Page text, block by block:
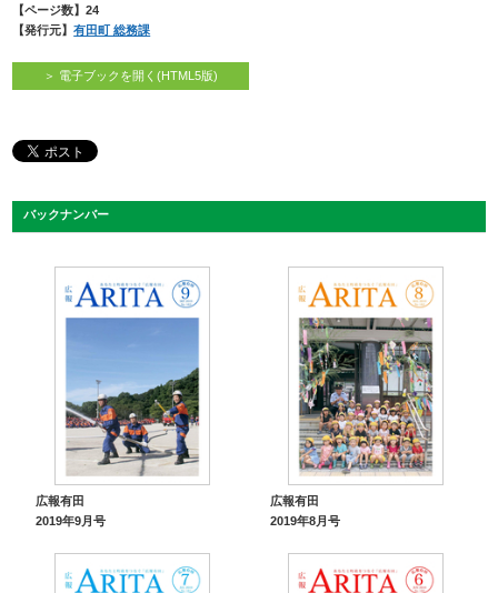
【ページ数】24
【発行元】有田町 総務課
＞ 電子ブックを開く(HTML5版)
バックナンバー
広報有田
2019年9月号
広報有田
2019年8月号